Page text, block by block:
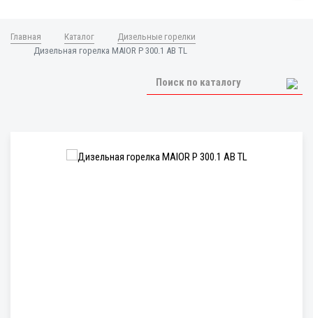
Главная Каталог
Дизельные горелки
Дизельная горелка MAIOR P 300.1 AB TL